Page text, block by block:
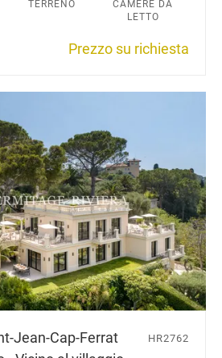
TERRENO
CAMERE DA
LETTO
Prezzo su richiesta
Jean-Cap-Ferrat
HR2762